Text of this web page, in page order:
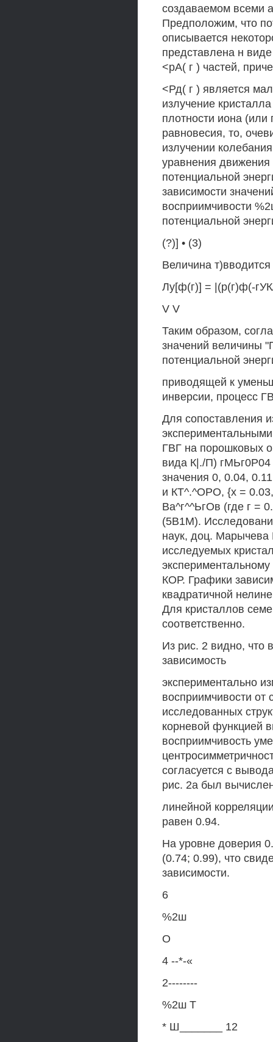
создаваемом всеми
Предположим, что
описывается
представлена н
<рА( г ) частей,
<Рд( г ) является
излучение
плотности иона (или
равновесия, то,
излучении
уравнения
потенциальной
зависимости
восприимчивости
потенциальной
(?)] • (3)
Величина
Лу[ф(г)] = |(р(г)ф(-
V V
Таким образом,
значений величины
потенциальной
приводящей к
инверсии, процесс
Для сопоставления
ГВГ на порошковых
вида К|./П)
значения 0, 0.04,
и КТ^.^ОРО, {х = 0.03,
Ва^г^^ЬгОв (где г =
(5В1М).
наук, доц.
исследуемых
КОР. Графики
квадратичной
Для кристаллов
соответственно.
Из рис. 2 видно, что
зависимость
экспериментально
восприимчивости от
исследованных
корневой функцией
восприимчивость
согласуется с
рис. 2а был
линейной
равен 0.94.
На уровне доверия
(0.74; 0.99), что
зависимости.
6
%2ш
О
4 --*-«
2--------
%2ш Т
* Ш_______ 12